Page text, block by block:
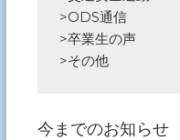
>ODS通信
>卒業生の声
>その他
今までのお知らせ